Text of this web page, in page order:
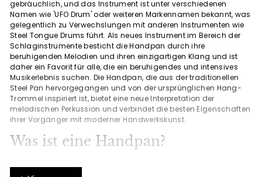
gebräuchlich, und das Instrument ist unter verschiedenen
Namen wie 'UFO Drum' oder weiteren Markennamen bekannt, was
gelegentlich zu Verwechslungen mit anderen Instrumenten wie
Steel Tongue Drums führt. Als neues Instrument im Bereich der
Schlaginstrumente besticht die Handpan durch ihre
beruhigenden Melodien und ihren einzigartigen Klang und ist
daher ein Favorit für alle, die ein beruhigendes und intensives
Musikerlebnis suchen. Die Handpan, die aus der traditionellen
Steel Pan hervorgegangen und von der ursprünglichen Hang-
Trommel inspiriert ist, bietet eine neue Interpretation der
melodischen Perkussion und verbindet die besten Eigenschaften
ihrer Vorgänger mit moderner Handwerkskunst.
Was ist eine Handpan?
zwei verklebten Metall-Halbschalen besteht und mit den